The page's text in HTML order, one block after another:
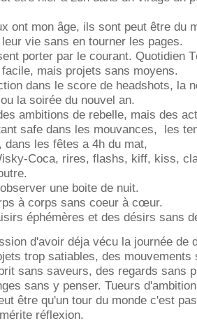
ont mon âge, ils sont peut être du
vie sans en tourner les pages.
porter par le courant. Quotidien
facile, mais projets sans moyens.
dans le score de headshots, la
la soirée du nouvel an.
ambitions de rebelle, mais des
safe dans les mouvances, les
dans les fêtes a 4h du mat,
Coca, rires, flashs, kiff, kiss,
une boite de nuit.
à corps sans coeur à cœur.
éphémères et des désirs sans
d'avoir déja vécu la journée de
trop satiables, des mouvements
sans saveurs, des regards sans
sans y penser. Tueurs
être qu'un tour du monde c'est
réflexion.